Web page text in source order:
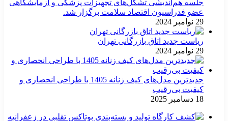
جلسه هم‌اندیشی تشکل‌های تجهیزات پزشکی و آزمایشگاهی
عضو فدراسیون اقتصاد سلامت برگزار شد.
29 نوامبر 2024
ریاست جدید اتاق بازرگانی تهران
29 نوامبر 2024
جدیدترین مدل‌های کیف زنانه 1405 با طراحی انحصاری و
کیفیت بی‌رقیب
18 دسامبر 2025